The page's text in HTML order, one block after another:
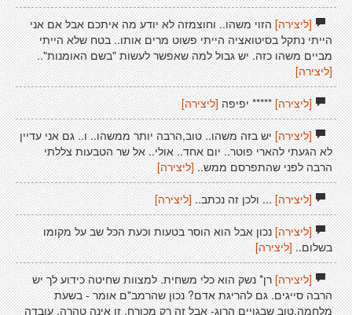
[ליצירה]הזוי משהו.. וחוצמזה לא יודע מה איתכם אבל אם אני
הייתי נתקל בסיטואציה הייתי פשוט מרים אותו.. בטח שלא הייתי
מביים משהו כזה. יש גבול למה שאפשר לעשות "בשם האומנות"..
[ליצירה]
[ליצירה]***** יפיפה [ליצירה]
[ליצירה]יש בזה משהו.. טוב,הרבה יותר ממשהו.. ו.. גם אני עדיין
לא הגעתי להארי פוטר.. יום אחד.. אולי.. אל שר הטבעות צללתי
הרבה לפני שהתפרסם ממש.. [ליצירה]
[ליצירה]... ולכן זה נכתב..[ליצירה]
[ליצירה]נכון אבל הוא הוסר בטעות וכעת הכל שב על מקומו
בשלום.. [ליצירה]
[ליצירה]רן* נשק הוא כלי משחית. למצוות שחיטה כידוע לך יש
הרבה סייגים. גם להריגת אדם? נכון שהרמב"ם אומר - בשעת
מלחמה,טוב שבגויים הרוג- אבל זה רק מכורח. זו אינה טהרה. עובדה